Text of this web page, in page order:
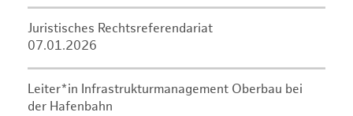
Juristisches Rechtsreferendariat
07.01.2026
Leiter*in Infrastrukturmanagement Oberbau bei
der Hafenbahn